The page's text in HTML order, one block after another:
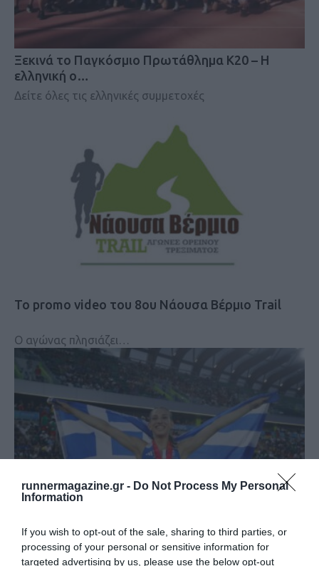
runnermagazine.gr - Do Not Process My Personal
Information
If you wish to opt-out of the sale, sharing to third parties, or
processing of your personal or sensitive information for
targeted advertising by us, please use the below opt-out
Ξεκινά το Παγκόσμιο Πρωτάθλημα Κ20 – Η
ελληνική ο…
Δείτε όλες τις ελληνικές συμμετοχές
Το promo video του 8ου Νάουσα Βέρμιο Trail
Ο αγώνας πλησιάζει…
Παγκόσμιο Κ20: Το πρώτο μετάλλιο για την